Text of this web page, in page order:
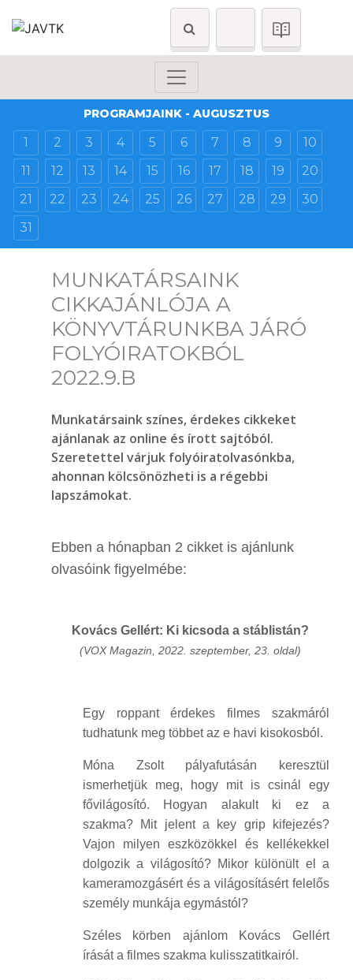
PROGRAMJAINK - AUGUSZTUS
1 2 3 4 5 6 7 8 9
10
11
12 13 14 15 16 17 18 19
20
21
22 23 24 25 26 27 28 29
30
31
MUNKATÁRSAINK
CIKKAJÁNLÓJA A
KÖNYVTÁRUNKBA JÁRÓ
FOLYÓIRATOKBÓL
2022.9.B
Munkatársaink színes, érdekes cikkeket
ajánlanak az online és írott sajtóból.
Szeretettel várjuk folyóiratolvasónkba,
ahonnan kölcsönözheti is a régebbi
lapszámokat.
Ebben a hónapban 2 cikket is ajánlunk
olvasóink figyelmébe:
Kovács Gellért: Ki kicsoda a stáblistán?
(VOX Magazin, 2022. szeptember, 23. oldal)
Egy roppant érdekes filmes szakmáról
tudhatunk meg többet az e havi kisokosból.
Móna Zsolt pályafutásán keresztül
ismerhetjük meg, hogy mit is csinál egy
fővilágosító. Hogyan alakult ki ez a
szakma? Mit jelent a key grip kifejezés?
Vajon milyen eszközökkel és kellékekkel
dolgozik a világosító? Mikor különült el a
kameramozgásért és a világosításért felelős
személy munkája egymástól?
Széles körben ajánlom Kovács Gellért
írását a filmes szakma kulisszatitkairól.